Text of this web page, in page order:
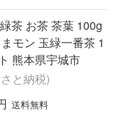
茶 お茶 茶葉 100g
モン 玉緑一番茶 1
熊本県宇城市
と納税)
送料無料